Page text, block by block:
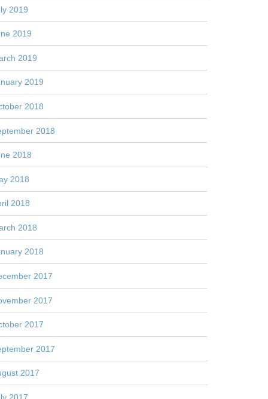
2019
2019
2019
2019
2018
2018
2018
2018
2018
2018
2018
2017
2017
2017
2017
2017